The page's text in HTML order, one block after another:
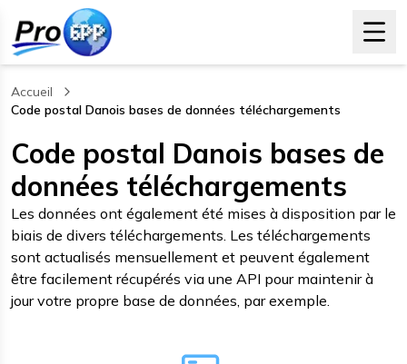
Accueil
Code postal Danois bases de données téléchargements
, current page
Code postal Danois bases de
données téléchargements
Les données ont également été mises à disposition par le
biais de divers téléchargements. Les téléchargements
sont actualisés mensuellement et peuvent également
être facilement récupérés via une API pour maintenir à
jour votre propre base de données, par exemple.